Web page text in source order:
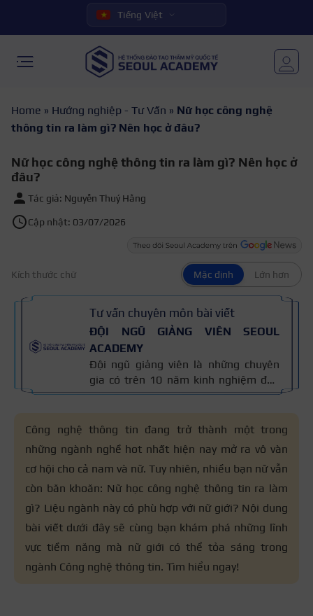
Tiếng Việt
Home » Hướng nghiệp - Tư Vấn » Nữ học công nghệ
thông tin ra làm gì? Nên học ở đâu?
Nữ học công nghệ thông tin ra làm gì? Nên học ở
đâu?
Tác giả: Nguyễn Thuý Hằng
Cập nhật: 03/07/2026
Kích thước chữ Mặc định Lớn hơn
Tư vấn chuyên môn bài viết
ĐỘI NGŨ GIẢNG VIÊN SEOUL
ACADEMY
Đội ngũ giảng viên là những chuyên
gia có trên 10 năm kinh nghiệm đào
tạo nghề và kiến thức thẩm mỹ
nối mi, trang điểm, tóc. Nội dung bài
viết được xây dựng dựa trên giáo trình
đào tạo và kinh nghiệm giảng dạy
thực tế, đồng thời được cập nhật
thường xuyên để đảm bảo tính chính
xác.
Công nghệ thông tin đang trở thành một trong
những ngành nghề hot nhất hiện nay mở ra vô vàn
cơ hội cho cả nam và nữ. Tuy nhiên, nhiều bạn nữ vẫn
còn băn khoăn: Nữ học công nghệ thông tin ra làm
gì? Liệu ngành này có phù hợp với nữ giới? Nội dung
bài viết dưới đây sẽ cùng bạn khám phá những lĩnh
vực tiềm năng mà nữ giới có thể tỏa sáng trong
ngành Công nghệ thông tin. Tìm hiểu ngay!